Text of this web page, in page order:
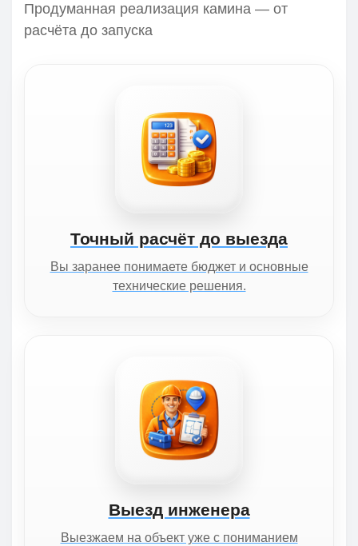
Продуманная реализация камина — от
расчёта до запуска
Точный расчёт до выезда
Вы заранее понимаете бюджет и основные
технические решения.
Выезд инженера
Выезжаем на объект уже с пониманием